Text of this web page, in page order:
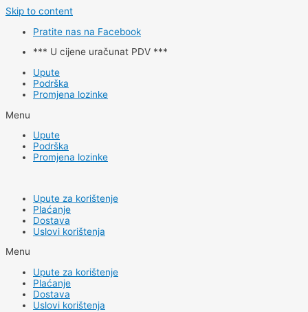
Skip to content
Pratite nas na Facebook
*** U cijene uračunat PDV ***
Upute
Podrška
Promjena lozinke
Menu
Upute
Podrška
Promjena lozinke
Upute za korištenje
Plaćanje
Dostava
Uslovi korištenja
Menu
Upute za korištenje
Plaćanje
Dostava
Uslovi korištenja